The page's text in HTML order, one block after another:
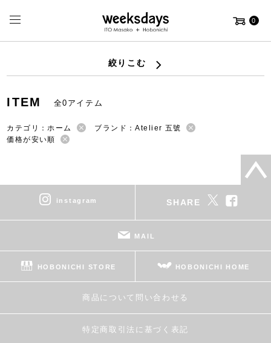
0
絞りこむ
ITEM 全0アイテム
カテゴリ：ホーム
ブランド：Atelier 五號
価格が安い順
instagram SHARE
MAIL
HOBONICHI STORE HOBONICHI HOME
商品について問い合わせる
特定商取引法に基づく表記